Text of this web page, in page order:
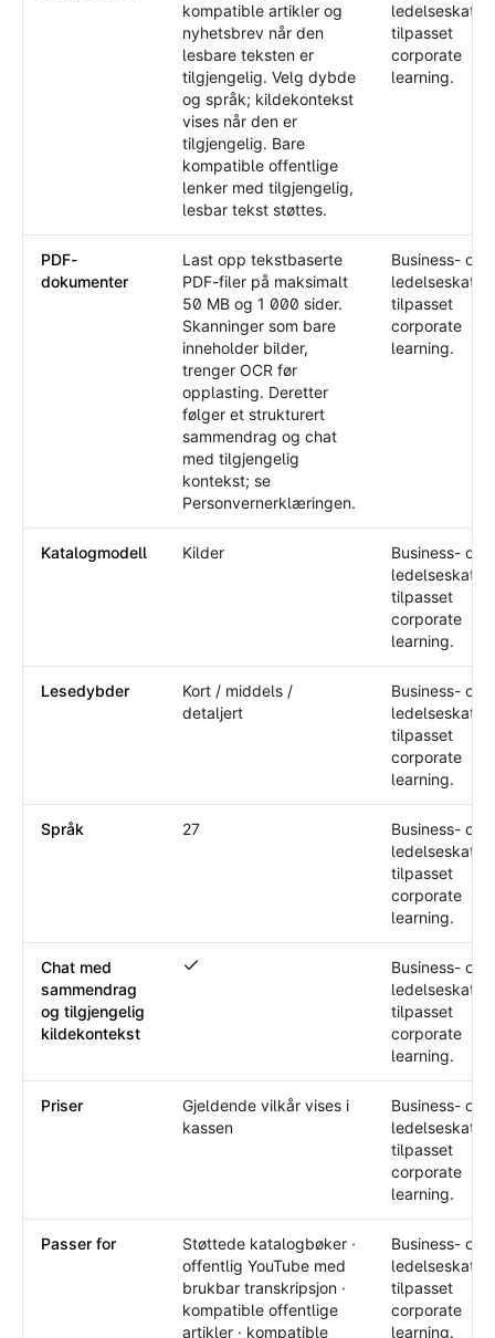
kompatible artikler og
nyhetsbrev når den
lesbare teksten er
tilgjengelig. Velg dybde
og språk; kildekontekst
vises når den er
tilgjengelig. Bare
kompatible offentlige
lenker med tilgjengelig,
lesbar tekst støttes.
tilpasset
corporate
learning.
PDF-
dokumenter
Last opp tekstbaserte
PDF-filer på maksimalt
50 MB og 1 000 sider.
Skanninger som bare
inneholder bilder,
trenger OCR før
opplasting. Deretter
følger et strukturert
sammendrag og chat
med tilgjengelig
kontekst; se
Personvernerklæringen.
Business- og
tilpasset
corporate
learning.
Katalogmodell Kilder
Business- og
tilpasset
corporate
learning.
Lesedybder
Kort / middels /
detaljert
Business- og
tilpasset
corporate
learning.
Språk 27
Business- og
tilpasset
corporate
learning.
Chat med
sammendrag
og tilgjengelig
kildekontekst
Chat med sammendrag og tilgjengelig
Business- og
tilpasset
corporate
learning.
Priser
Gjeldende vilkår vises i
kassen
Business- og
tilpasset
corporate
learning.
Passer for
Støttede katalogbøker ·
offentlig YouTube med
brukbar transkripsjon ·
kompatible offentlige
artikler · kompatible
Business- og
tilpasset
corporate
learning.